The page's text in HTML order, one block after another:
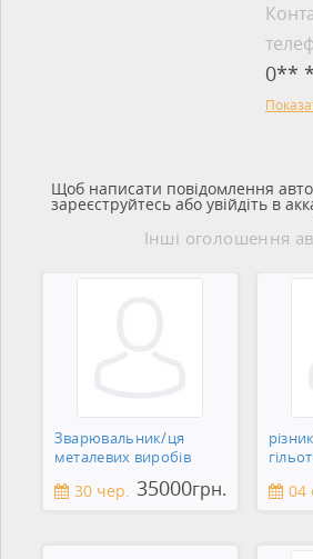
0**
Щоб написати повідомлення
зареєструйтесь або увійдіть в
Інші оголошення
Зварювальник/ця
металевих виробів
30 чер. 35000грн. 04